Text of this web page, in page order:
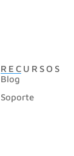
RECURSOS
Blog
Soporte